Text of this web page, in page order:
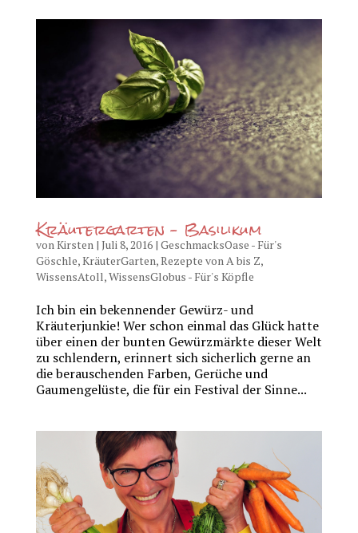
Kräutergarten – Basilikum
vonKirsten| Juli 8, 2016| GeschmacksOase - Für's
Göschle,KräuterGarten,Rezepte von A bis Z,
WissensAtoll,WissensGlobus - Für's Köpfle
Ich bin ein bekennender Gewürz- und
Kräuterjunkie! Wer schon einmal das Glück hatte
über einen der bunten Gewürzmärkte dieser Welt
zu schlendern, erinnert sich sicherlich gerne an
die berauschenden Farben, Gerüche und
Gaumengelüste, die für ein Festival der Sinne...